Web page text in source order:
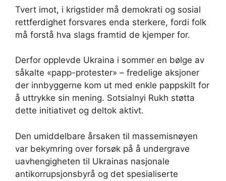
Tvert imot, i krigstider må demokrati og sosial
rettferdighet forsvares enda sterkere, fordi folk
må forstå hva slags framtid de kjemper for.
Derfor opplevde Ukraina i sommer en bølge av
såkalte «papp-protester» – fredelige aksjoner
der innbyggerne kom ut med enkle pappskilt for
å uttrykke sin mening. Sotsialnyi Rukh støtta
dette initiativet og deltok aktivt.
Den umiddelbare årsaken til massemisnøyen
var bekymring over forsøk på å undergrave
uavhengigheten til Ukrainas nasjonale
antikorrupsjonsbyrå og det spesialiserte